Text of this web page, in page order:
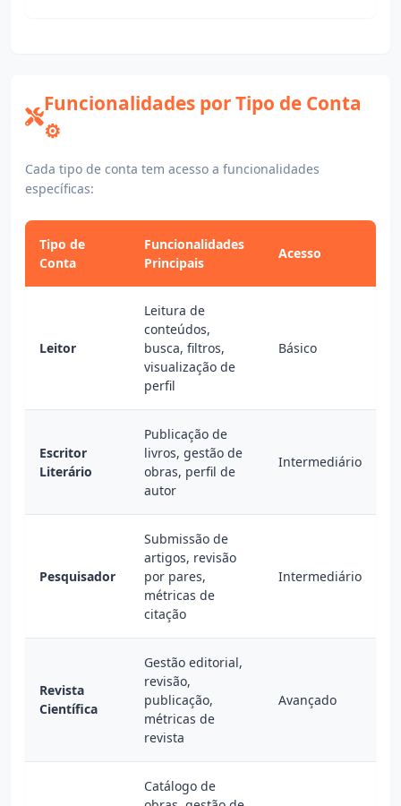
Funcionalidades por Tipo de Conta
⚙️
Cada tipo de conta tem acesso a funcionalidades
específicas:
Tipo de
Conta
Funcionalidades
Principais
Acesso
Leitor
Leitura de
conteúdos,
busca, filtros,
visualização de
perfil
Básico
Escritor
Literário
Publicação de
livros, gestão de
obras, perfil de
autor
Intermediário
Pesquisador
Submissão de
artigos, revisão
por pares,
métricas de
citação
Intermediário
Revista
Científica
Gestão editorial,
revisão,
publicação,
métricas de
revista
Avançado
Catálogo de